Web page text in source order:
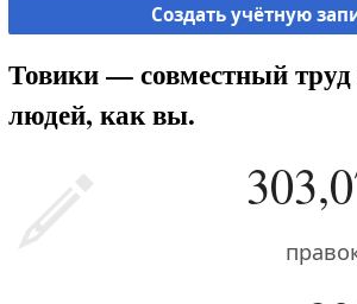
Создать учётную
Товики — совместный
людей, как вы.